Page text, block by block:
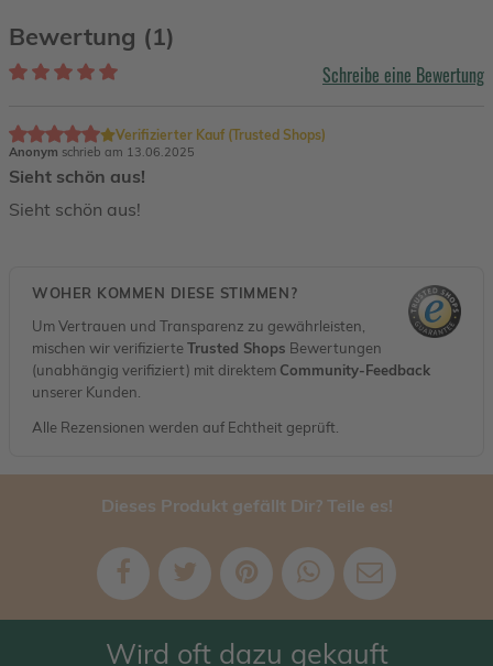
Bewertung (1)
Schreibe eine Bewertung
Anonym schrieb am 13.06.2025
Verifizierter Kauf (Trusted Shops)
Sieht schön aus!
Sieht schön aus!
WOHER KOMMEN DIESE STIMMEN?
Um Vertrauen und Transparenz zu gewährleisten,
mischen wir verifizierteTrusted Shops Bewertungen
(unabhängig verifiziert) mit direktem Community-Feedback
unserer Kunden.
Alle Rezensionen werden auf Echtheit geprüft.
Dieses Produkt gefällt Dir? Teile es!
Wird oft dazu gekauft